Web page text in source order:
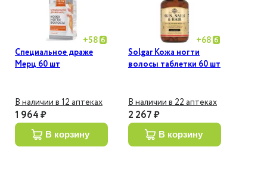
+58
Специальное драже
Мерц 60 шт
В наличии в 12 аптеках
1 964 ₽
в корзину
+68
Solgar Кожа ногти
волосы таблетки 60 шт
В наличии в 22 аптеках
2 267 ₽
в корзину